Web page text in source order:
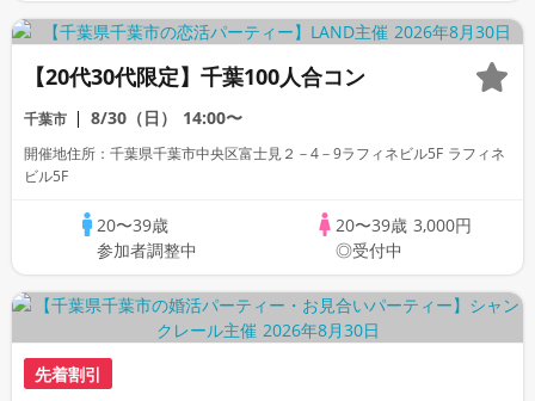
【20代30代限定】千葉100人合コン
千葉市 8/30（日） 14:00〜
開催地住所：千葉県千葉市中央区富士見２－4－9ラフィネビル5F ラフィネ
ビル5F
20〜39歳
参加者調整中
20〜39歳 3,000円
◎受付中
先着割引